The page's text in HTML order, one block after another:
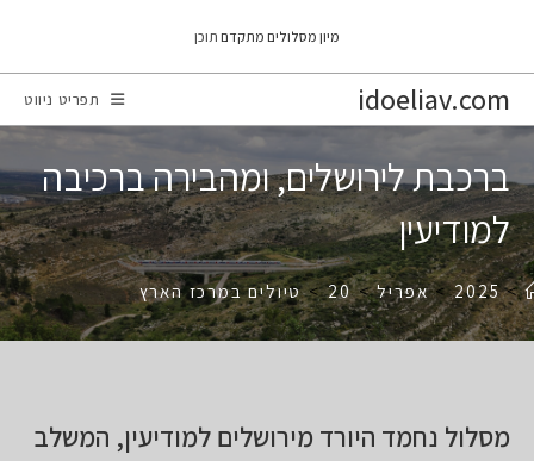
content
מיון מסלולים מתקדם תוכן
idoeliav.com תפריט ניווט
ברכבת לירושלים, ומהבירה ברכיבה
למודיעין
>
2025
> אפריל >
20
> טיולים במרכז הארץ
מסלול נחמד היורד מירושלים למודיעין, המשלב